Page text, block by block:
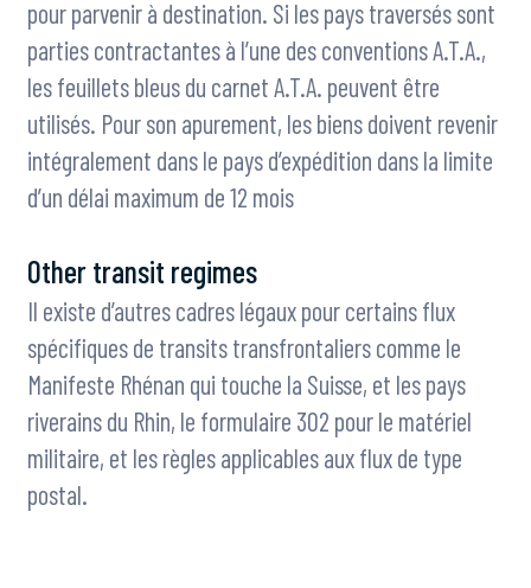
pour parvenir à destination. Si les pays traversés sont
parties contractantes à l’une des conventions A.T.A.,
les feuillets bleus du carnet A.T.A. peuvent être
utilisés. Pour son apurement, les biens doivent revenir
intégralement dans le pays d’expédition dans la limite
d’un délai maximum de 12 mois
Other transit regimes
Il existe d’autres cadres légaux pour certains flux
spécifiques de transits transfrontaliers comme le
Manifeste Rhénan qui touche la Suisse, et les pays
riverains du Rhin, le formulaire 302 pour le matériel
militaire, et les règles applicables aux flux de type
postal.